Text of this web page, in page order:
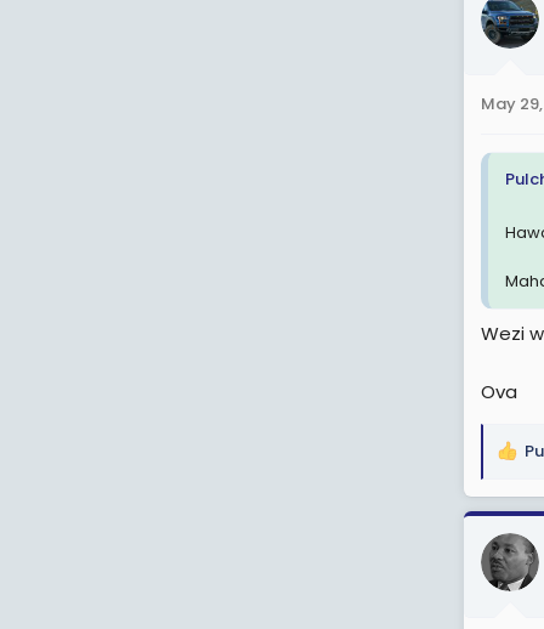
May
Wezi
Ova
R
a
c
t
i